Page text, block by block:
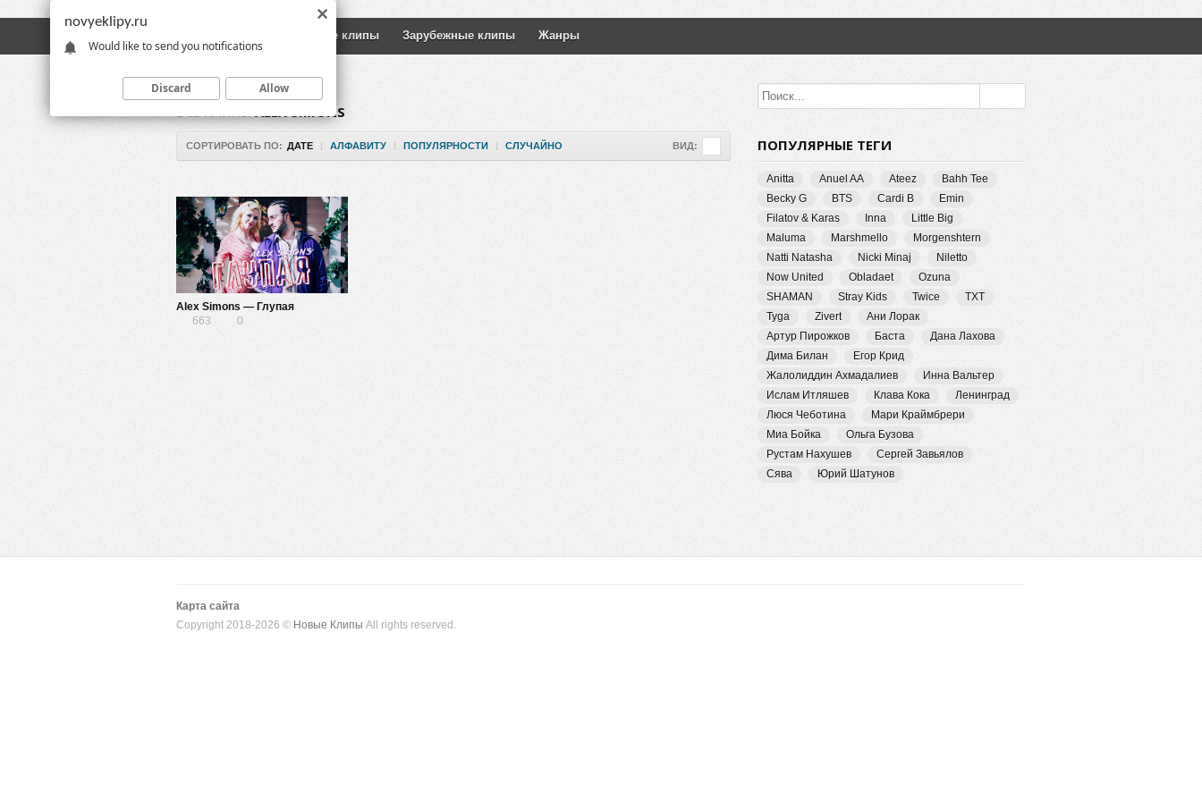
Русские клипы Зарубежные клипы Жанры
ВСЕ КЛИПЫ ALEX SIMONS
СОРТИРОВАТЬ ПО: ДАТЕ | АЛФАВИТУ | ПОПУЛЯРНОСТИ | СЛУЧАЙНО ВИД:
Alex Simons — Глупая
663
0
ПОПУЛЯРНЫЕ ТЕГИ
Anitta Anuel AA Ateez
Bahh Tee
Becky G
BTS Cardi B
Emin
Filatov & Karas
Inna
Little Big
Maluma
Marshmello
Morgenshtern
Natti Natasha
Nicki Minaj
Niletto
Now United
Obladaet
Ozuna
SHAMAN
Stray Kids Twice
TXT
Tyga
Zivert
Ани Лорак
Артур Пирожков
Баста
Дана Лахова
Дима Билан
Егор Крид
Жалолиддин Ахмадалиев
Инна Вальтер
Ислам Итляшев
Клава Кока
Ленинград
Люся Чеботина
Мари Краймбрери
Миа Бойка
Ольга Бузова
Рустам Нахушев
Сергей Завьялов
Сява
Юрий Шатунов
Карта сайта
Copyright 2018-2026 © Новые Клипы All rights reserved.
novyeklipy.ru
Would like to send you notifications
Discard Allow